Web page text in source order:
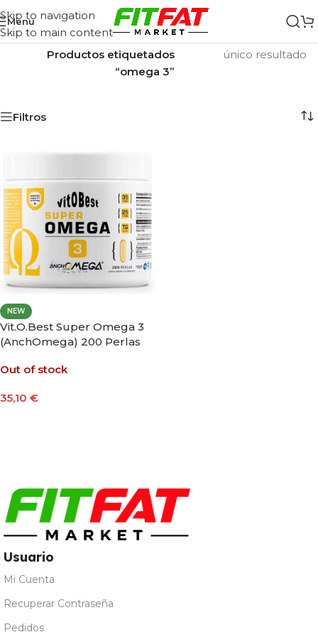
Skip to navigation
Skip to main content
Menu
Inicio/
Productos etiquetados
“omega 3”
único resultado
Filtros
NEW
Vit.O.Best Super Omega 3
(AnchOmega) 200 Perlas
Out of stock
35,10 €
Usuario
Mi Cuenta
Recuperar Contraseña
Pedidos